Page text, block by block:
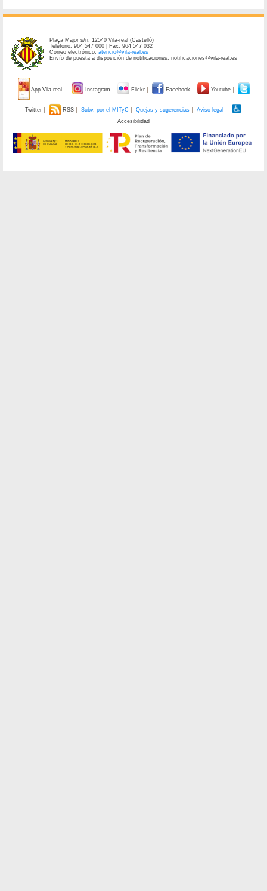
Plaça Major s/n. 12540 Vila-real (Castelló)
Teléfono: 964 547 000 | Fax: 964 547 032
Correo electrónico:atencio@vila-real.es
Envío de puesta a disposición de notificaciones: notificaciones@vila-real.es
App Vila-real Instagram Flickr Facebook Youtube
Twitter RSS Subv. por el MITyC Quejas y sugerencias
Aviso legal
Accesibilidad